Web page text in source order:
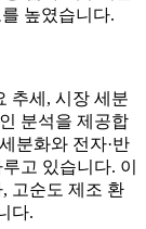
높였습니다.
추세, 시장 세분
분석을 제공합
분화와 전자·반
고 있습니다. 이
고순도 제조 환
다.